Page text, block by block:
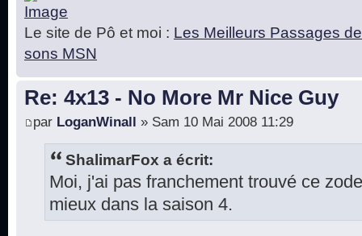
Le site de Pô et moi : Les Meilleurs Passages
sons MSN
Re: 4x13 - No More Mr Nice Guy
par LoganWinall » Sam 10 Mai 2008 11:29
ShalimarFox a écrit:
Moi, j'ai pas franchement trouvé ce
mieux dans la saison 4.